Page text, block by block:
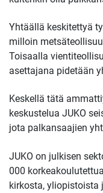
Yhtäällä keskitettyä
milloin
Toisaalla
asettajana pidetään
Keskellä tätä
keskustelua JUKO
jota palkansaajien
JUKO on julkisen
000
kirkosta, yliopistoista